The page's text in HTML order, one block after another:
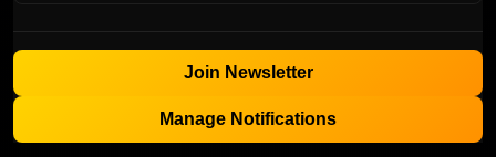
Join Newsletter
Manage Notifications